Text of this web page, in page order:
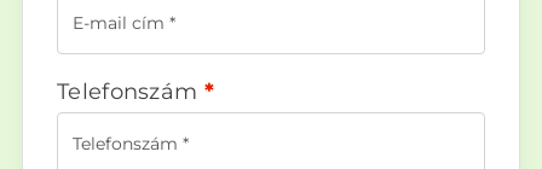
Telefonszám *